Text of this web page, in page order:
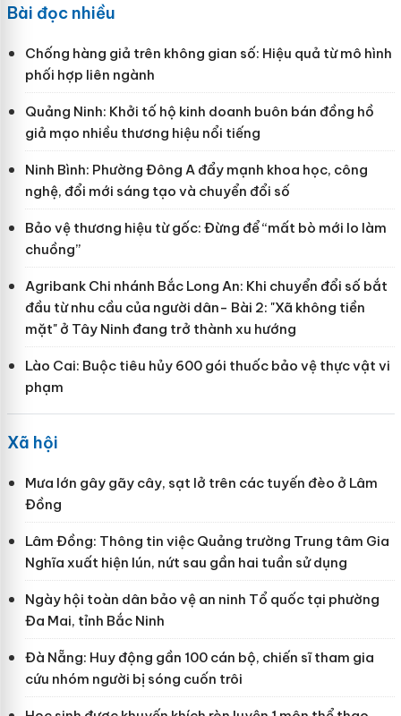
Bài đọc nhiều
Chống hàng giả trên không gian số: Hiệu quả từ mô hình
phối hợp liên ngành
Quảng Ninh: Khởi tố hộ kinh doanh buôn bán đồng hồ
giả mạo nhiều thương hiệu nổi tiếng
Ninh Bình: Phường Đông A đẩy mạnh khoa học, công
nghệ, đổi mới sáng tạo và chuyển đổi số
Bảo vệ thương hiệu từ gốc: Đừng để “mất bò mới lo làm
chuồng”
Agribank Chi nhánh Bắc Long An: Khi chuyển đổi số bắt
đầu từ nhu cầu của người dân- Bài 2: "Xã không tiền
mặt" ở Tây Ninh đang trở thành xu hướng
Lào Cai: Buộc tiêu hủy 600 gói thuốc bảo vệ thực vật vi
phạm
Xã hội
Mưa lớn gây gãy cây, sạt lở trên các tuyến đèo ở Lâm
Đồng
Lâm Đồng: Thông tin việc Quảng trường Trung tâm Gia
Nghĩa xuất hiện lún, nứt sau gần hai tuần sử dụng
Ngày hội toàn dân bảo vệ an ninh Tổ quốc tại phường
Đa Mai, tỉnh Bắc Ninh
Đà Nẵng: Huy động gần 100 cán bộ, chiến sĩ tham gia
cứu nhóm người bị sóng cuốn trôi